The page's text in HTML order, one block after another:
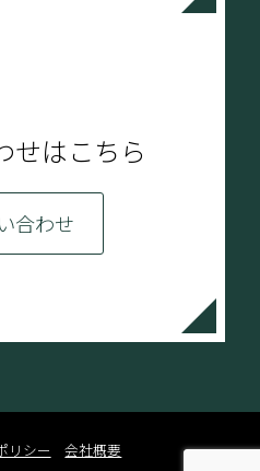
せはこちら
合わせ
リシー 会社概要